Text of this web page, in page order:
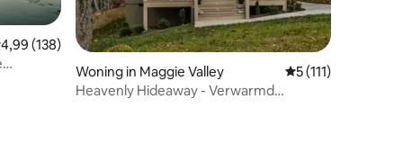
beoordeling van 4,99 uit 5, 138 recensies
4,99 (138)
Woning in Maggie Valley Gemiddelde
5 (111)
Heavenly Hideaway - Verwarmd